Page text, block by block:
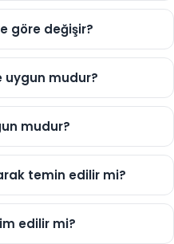
göre değişir?
uygun mudur?
mudur?
temin edilir mi?
edilir mi?